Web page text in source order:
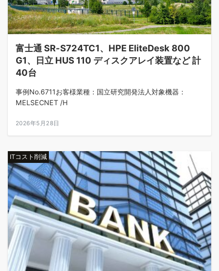
富士通 SR-S724TC1、HPE EliteDesk 800
G1、日立 HUS 110 ディスクアレイ装置など 計
40台
事例No.6711お客様業種：国立研究開発法人対象機器：
MELSECNET /H
2026年5月28日
ITコスト削減